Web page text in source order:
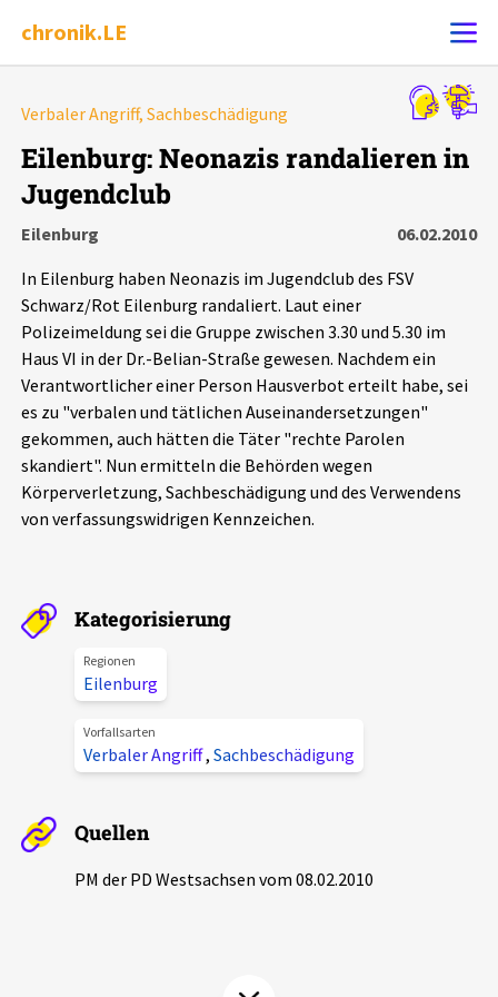
chronik.LE
Ereignis melden
Chronik
Leipziger Zustände
Schlaglichter
Phänomene
Aktuelles
Veranstaltungen
Pressemitteilungen
Projektbeschreibung
Kontakt
Unterstützer_innen
chronik.LE in der Presse
Verbaler Angriff, Sachbeschädigung
Eilenburg: Neonazis randalieren in
Jugendclub
Eilenburg
06.02.2010
In Eilenburg haben Neonazis im Jugendclub des FSV
Schwarz/Rot Eilenburg randaliert. Laut einer
Polizeimeldung sei die Gruppe zwischen 3.30 und 5.30 im
Haus VI in der Dr.-Belian-Straße gewesen. Nachdem ein
Verantwortlicher einer Person Hausverbot erteilt habe, sei
es zu "verbalen und tätlichen Auseinandersetzungen"
gekommen, auch hätten die Täter "rechte Parolen
skandiert". Nun ermitteln die Behörden wegen
Körperverletzung, Sachbeschädigung und des Verwendens
von verfassungswidrigen Kennzeichen.
Kategorisierung
Regionen
Eilenburg
Vorfallsarten
Verbaler Angriff, Sachbeschädigung
Quellen
PM der PD Westsachsen vom 08.02.2010
Alle Ereignisse
7502 Ereignisse
Ereignisse